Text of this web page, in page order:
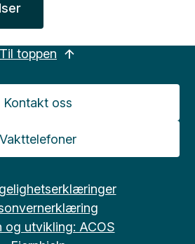
Til toppen
Kontakt oss
Vakttelefoner
og utvikling: ACOS